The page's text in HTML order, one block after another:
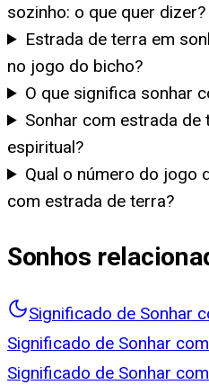
sozinho: o que quer dizer?
Estrada de terra em
no jogo do bicho?
O que significa sonhar
Sonhar com estrada
espiritual?
Qual o número do jogo
com estrada de terra?
Sonhos
Significado de Sonhar
Significado de Sonhar
Significado de Sonhar